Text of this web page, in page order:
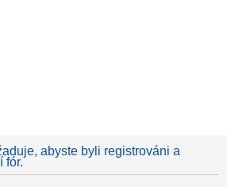
abyste byli registrováni a
fór.